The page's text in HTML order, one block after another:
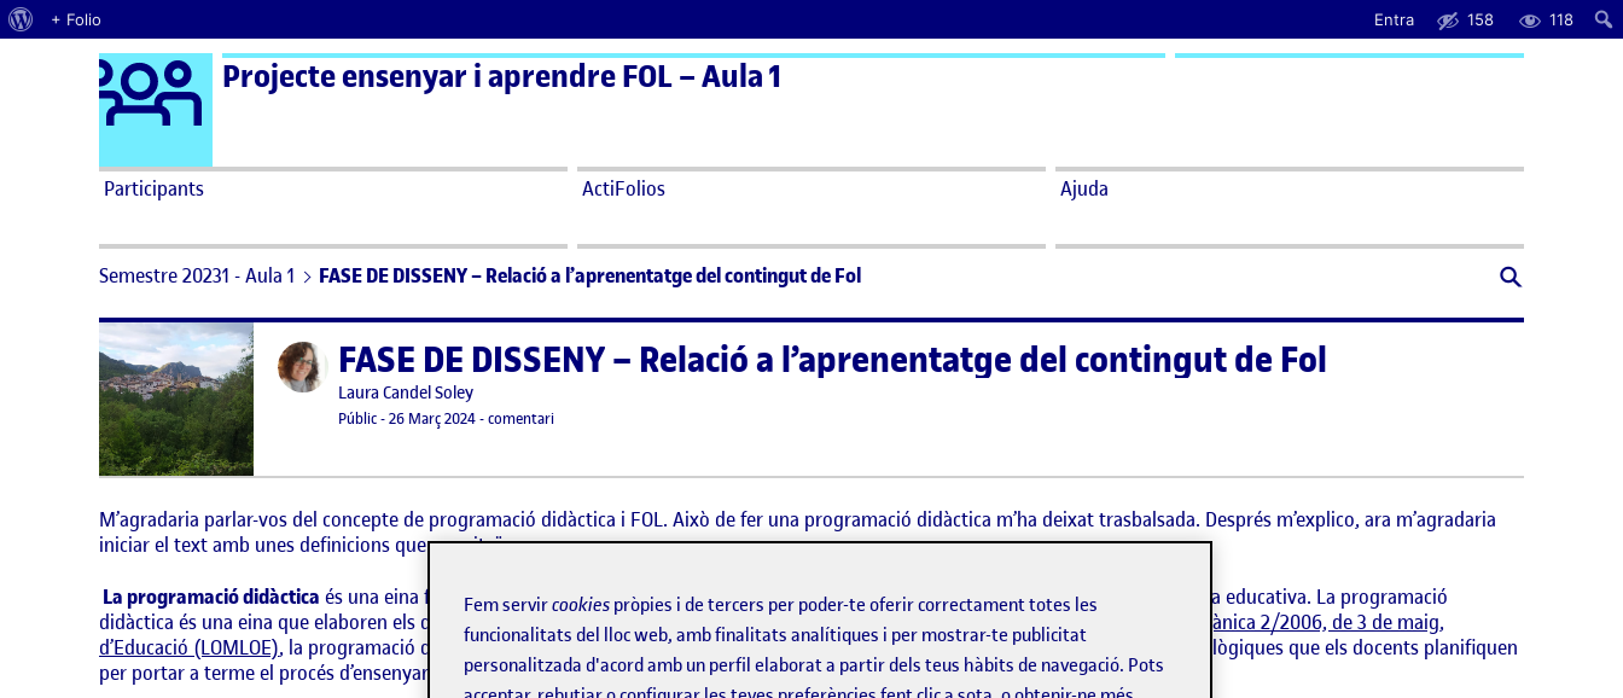
Quant al WordPress
+ Folio Entra 158 118
Saltar al contingut Logo Ágora
Projecte ensenyar i aprendre FOL – Aula 1
Participants ActiFolios Ajuda
Semestre 20231 - Aula 1 FASE DE DISSENY – Relació a l’aprenentatge del contingut de Fol
Publicat perFASE DE DISSENY – Relació a l’aprenentatge del contingut de Fol
Publicat per
Laura Candel Soley
Visibilitat:
Públic-Data de publicació
26 Març 202430 abril, 2024 4:25 pm
-comentariel FASE DE DISSENY – Relació a l’aprenentatge del contingut de Fol
M’agradaria parlar-vos del concepte de programació didàctica i FOL. Això de fer una programació didàctica m’ha deixat trasbalsada. Després m’explico, ara m’agradaria
iniciar el text amb unes definicions que ens situïn:
La programació didàctica és una eina fonamental pels docents i, per tant, també ho és en l’àmbit de FOL, és la planificació de la tasca educativa. La programació
didàctica és una eina que elaboren els docents i segons laLlei Orgànica 3/2020, de 29 de desembre, per la qual es modifica la Llei Orgànica 2/2006, de 3 de maig,
d’Educació (LOMLOE), la programació didàctica es defineix com un document que recull el conjunt de decisions didàctiques i metodològiques que els docents planifiquen
per portar a terme el procés d’ensenyament i aprenentatge en una determinada àrea o matèria.
Fem servircookies pròpies i de tercers per poder-te oferir correctament totes les
funcionalitats del lloc web, amb finalitats analítiques i per mostrar-te publicitat
personalitzada d'acord amb un perfil elaborat a partir dels teus hàbits de navegació. Pots